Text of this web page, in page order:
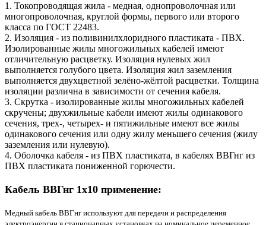
1. Токопроводящая жила - медная, однопроволочная или
многопроволочная, круглой формы, первого или второго
класса по ГОСТ 22483.
2. Изоляция - из поливинилхлоридного пластиката - ПВХ.
Изолированные жилы многожильных кабелей имеют
отличительную расцветку. Изоляция нулевых жил
выполняется голубого цвета. Изоляция жил заземления
выполняется двухцветной зелёно-жёлтой расцветки. Толщина
изоляции различна в зависимости от сечения кабеля.
3. Скрутка - изолированные жилы многожильных кабелей
скручены; двухжильные кабели имеют жилы одинакового
сечения, трех-, четырех- и пятижильные имеют все жилы
одинакового сечения или одну жилу меньшего сечения (жилу
заземления или нулевую).
4. Оболочка кабеля - из ПВХ пластиката, в кабелях ВВГнг из
ПВХ пластиката пониженной горючести.
Кабель ВВГнг 1х10 применение:
Медный кабель ВВГнг используют для передачи и распределения